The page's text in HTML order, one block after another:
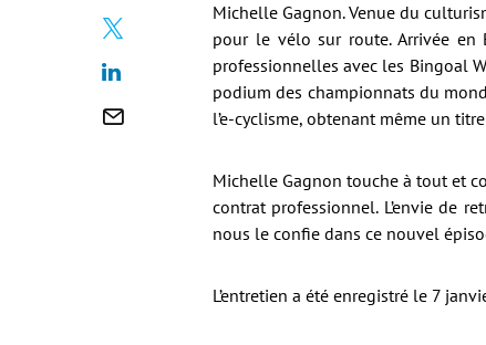
Michelle Gagnon. Venue du
pour le vélo sur route. Arrivée
professionnelles avec les Bingoal
podium des championnats du
l’e-cyclisme, obtenant même un
Michelle Gagnon touche à tout et
contrat professionnel. L’envie de
nous le confie dans ce nouvel
L’entretien a été enregistré le 7